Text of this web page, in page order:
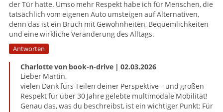
der Tür hatte. Umso mehr Respekt habe ich für Menschen, die
tatsächlich vom eigenen Auto umsteigen auf Alternativen,
denn das ist ein Bruch mit Gewohnheiten, Bequemlichkeiten
und eine wirkliche Veränderung des Alltags.
Antworten
Charlotte von book-n-drive | 02.03.2026
Lieber Martin,
vielen Dank fürs Teilen deiner Perspektive – und großen
Respekt für über 30 Jahre gelebte multimodale Mobilität!
Genau das, was du beschreibst, ist ein wichtiger Punkt: Für